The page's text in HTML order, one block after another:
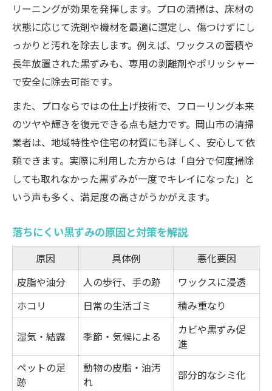
リーニングが効果を発揮します。プロの清掃は、床材の
状態に応じて洗剤や機材を最適に選定し、傷つけずにし
っかりと汚れを除去します。例えば、ワックスの蓄積や
長年放置された黒ずみも、専用の剥離剤やポリッシャー
で安全に除去可能です。
また、プロならではの仕上げ技術で、フローリング本来
のツヤや輝きを復元できる点も魅力です。岡山市の清掃
業者は、地域特性や住宅の材質にも詳しく、安心して依
頼できます。実際に利用した方からは「自分で何度掃除
しても取れなかった黒ずみが一度でキレイになった」と
いう声も多く、満足度の高さがうかがえます。
落ちにくい黒ずみの原因と対策を解説
原因 具体例
悪化要因
皮脂や油分
人の歩行、手の跡
ワックスに浸透
ホコリ
日常の生活ゴミ 積み重なり
湿気・結露 季節・気候による
カビや黒ずみ促
進
ペットの足
跡
動物の皮脂・油汚
れ
部分的なシミ化